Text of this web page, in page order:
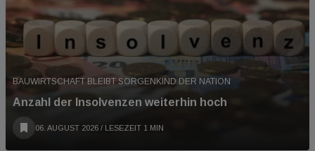
BAUWIRTSCHAFT BLEIBT SORGENKIND DER NATION
Anzahl der Insolvenzen weiterhin hoch
06. AUGUST 2026 / LESEZEIT 1 MIN